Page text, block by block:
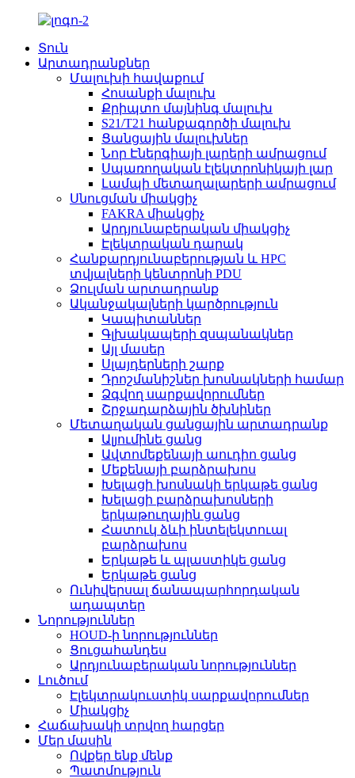
Տուն
Արտադրանքներ
Մալուխի հավաքում
Հոսանքի մալուխ
Քրիպտո մայնինգ մալուխ
S21/T21 հանքագործի մալուխ
Ցանցային մալուխներ
Նոր Էներգիայի լարերի ամրացում
Սպառողական էլեկտրոնիկայի լար
Լամպի մետաղալարերի ամրացում
Սնուցման միակցիչ
FAKRA միակցիչ
Արդյունաբերական միակցիչ
Էլեկտրական դարակ
Հանքարդյունաբերության և HPC
տվյալների կենտրոնի PDU
Ձուլման արտադրանք
Ականջակալների կարծրություն
Կապիտաններ
Գլխակապերի զսպանակներ
Այլ մասեր
Սլայդերների շարք
Դրոշմանիշներ խոսնակների համար
Ձգվող սարքավորումներ
Շրջադարձային ծխնիներ
Մետաղական ցանցային արտադրանք
Ալյումինե ցանց
Ավտոմեքենայի աուդիո ցանց
Մեքենայի բարձրախոս
Խելացի խոսնակի երկաթե ցանց
Խելացի բարձրախոսների
երկաթուղային ցանց
Հատուկ ձևի ինտելեկտուալ
բարձրախոս
Երկաթե և պլաստիկե ցանց
Երկաթե ցանց
Ունիվերսալ ճանապարհորդական
ադապտեր
Նորություններ
HOUD-ի նորություններ
Ցուցահանդես
Արդյունաբերական նորություններ
Լուծում
Էլեկտրակուստիկ սարքավորումներ
Միակցիչ
Հաճախակի տրվող հարցեր
Մեր մասին
Ովքեր ենք մենք
Պատմություն